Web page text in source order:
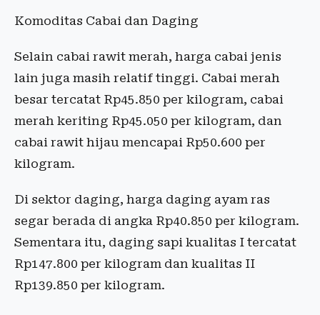
Komoditas Cabai dan Daging
Selain cabai rawit merah, harga cabai jenis
lain juga masih relatif tinggi. Cabai merah
besar tercatat Rp45.850 per kilogram, cabai
merah keriting Rp45.050 per kilogram, dan
cabai rawit hijau mencapai Rp50.600 per
kilogram.
Di sektor daging, harga daging ayam ras
segar berada di angka Rp40.850 per kilogram.
Sementara itu, daging sapi kualitas I tercatat
Rp147.800 per kilogram dan kualitas II
Rp139.850 per kilogram.